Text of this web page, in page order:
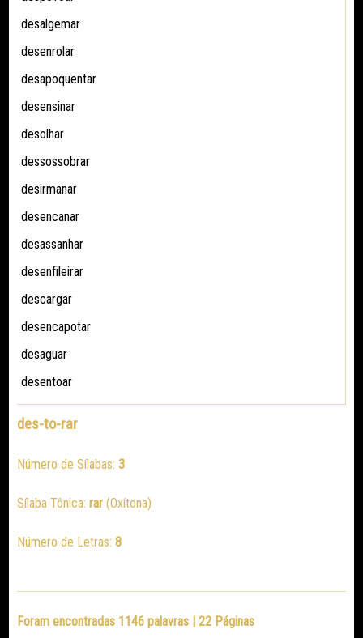
desalgemar
desenrolar
desapoquentar
desensinar
desolhar
dessossobrar
desirmanar
desencanar
desassanhar
desenfileirar
descargar
desencapotar
desaguar
desentoar
des-to-rar
Número de Sílabas:3
Sílaba Tônica:rar (Oxítona)
Número de Letras:8
Foram encontradas 1146 palavras | 22 Páginas